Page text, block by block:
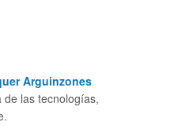
Arguinzones
de las tecnologías,